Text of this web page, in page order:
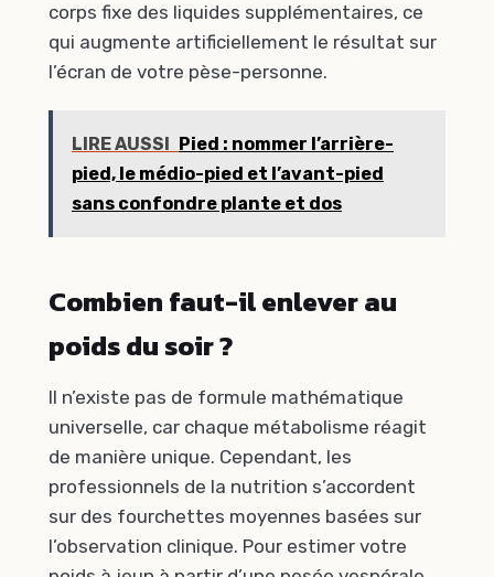
corps fixe des liquides supplémentaires, ce
qui augmente artificiellement le résultat sur
l’écran de votre pèse-personne.
LIRE AUSSI Pied : nommer l’arrière-
pied, le médio-pied et l’avant-pied
sans confondre plante et dos
Combien faut-il enlever au
poids du soir ?
Il n’existe pas de formule mathématique
universelle, car chaque métabolisme réagit
de manière unique. Cependant, les
professionnels de la nutrition s’accordent
sur des fourchettes moyennes basées sur
l’observation clinique. Pour estimer votre